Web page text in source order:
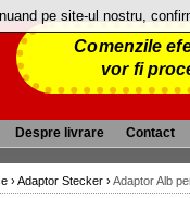
Comenzile
vor fi
Despre livrare Contact
›Adaptor Stecker ›Adaptor Alb
pe site-ul nostru,